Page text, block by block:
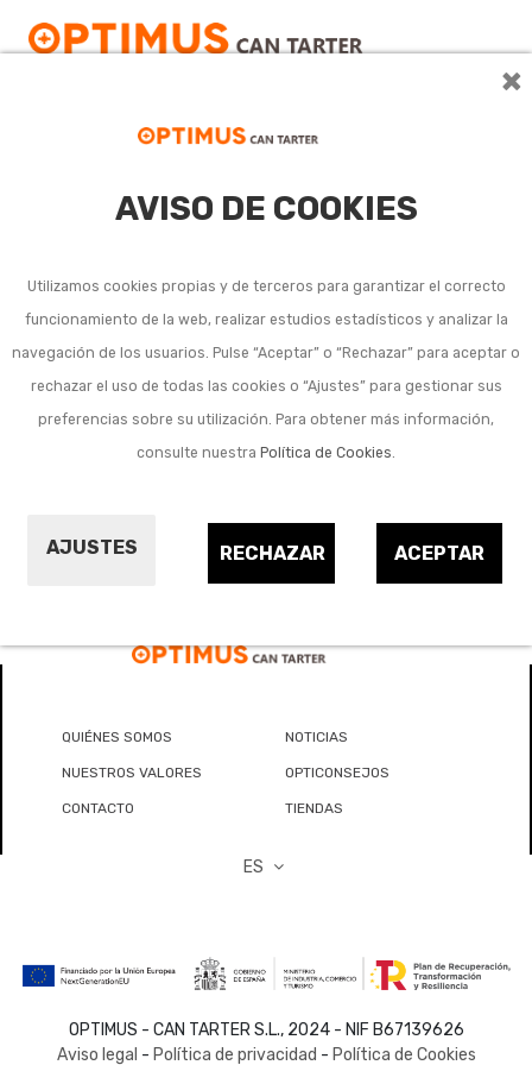
×
AVISO DE COOKIES
Utilizamos cookies propias y de terceros para garantizar el correcto
funcionamiento de la web, realizar estudios estadísticos y analizar la
navegación de los usuarios. Pulse “Aceptar” o “Rechazar” para aceptar o
rechazar el uso de todas las cookies o “Ajustes” para gestionar sus
preferencias sobre su utilización. Para obtener más información,
consulte nuestra Política de Cookies
AJUSTES ACEPTAR
RECHAZAR
para pistola
No se han encontrado resultados con esta
búsqueda.
QUIÉNES SOMOS NOTICIAS
NUESTROS VALORES OPTICONSEJOS
CONTACTO TIENDAS
ES
OPTIMUS - CAN TARTER S.L., 2024 - NIF B67139626
Aviso legal - Política de privacidad - Política de Cookies